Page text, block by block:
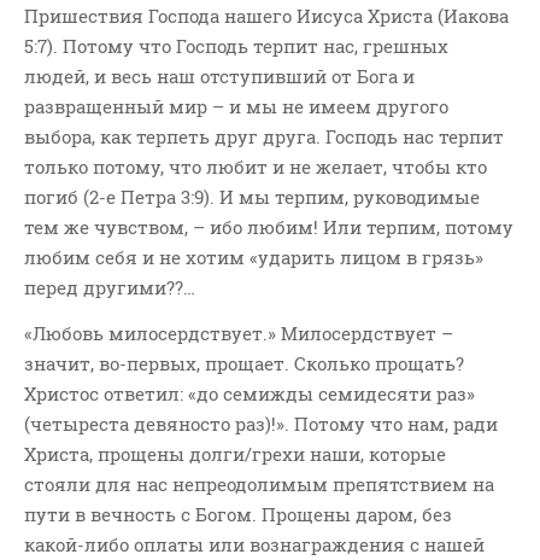
Пришествия Господа нашего Иисуса Христа (Иакова
5:7). Потому что Господь терпит нас, грешных
людей, и весь наш отступивший от Бога и
развращенный мир – и мы не имеем другого
выбора, как терпеть друг друга. Господь нас терпит
только потому, что любит и не желает, чтобы кто
погиб (2-е Петра 3:9). И мы терпим, руководимые
тем же чувством, – ибо любим! Или терпим, потому
любим себя и не хотим «ударить лицом в грязь»
перед другими??…
«Любовь милосердствует.» Милосердствует –
значит, во-первых, прощает. Сколько прощать?
Христос ответил: «до семижды семидесяти раз»
(четыреста девяносто раз)!». Потому что нам, ради
Христа, прощены долги/грехи наши, которые
стояли для нас непреодолимым препятствием на
пути в вечность с Богом. Прощены даром, без
какой-либо оплаты или вознаграждения с нашей